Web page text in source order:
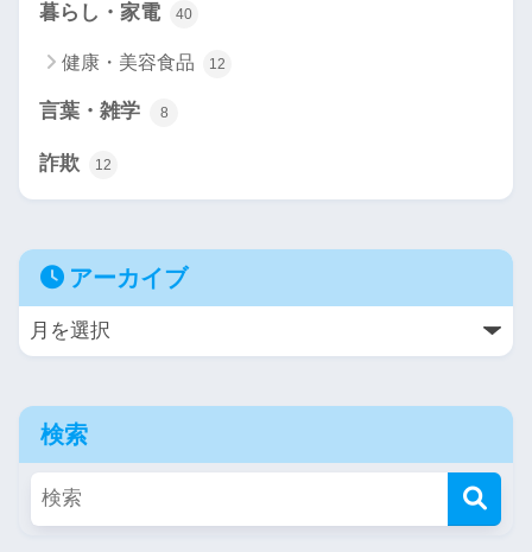
暮らし・家電 40
健康・美容食品 12
言葉・雑学 8
詐欺 12
アーカイブ
検索